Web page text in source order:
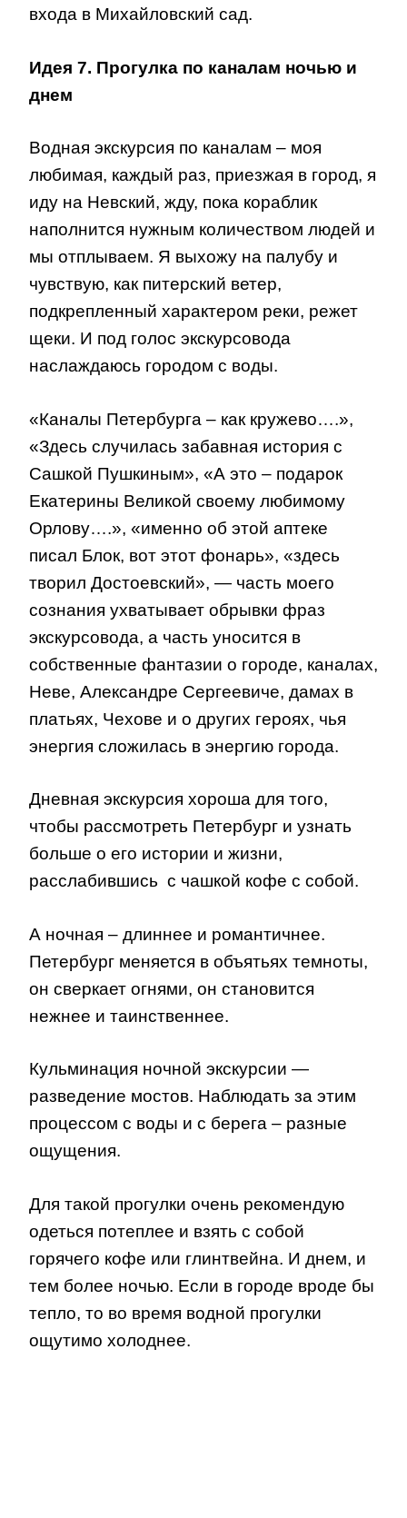
входа в Михайловский сад.
Идея 7. Прогулка по каналам ночью и
днем
Водная экскурсия по каналам – моя
любимая, каждый раз, приезжая в город, я
иду на Невский, жду, пока кораблик
наполнится нужным количеством людей и
мы отплываем. Я выхожу на палубу и
чувствую, как питерский ветер,
подкрепленный характером реки, режет
щеки. И под голос экскурсовода
наслаждаюсь городом с воды.
«Каналы Петербурга – как кружево….»,
«Здесь случилась забавная история с
Сашкой Пушкиным», «А это – подарок
Екатерины Великой своему любимому
Орлову….», «именно об этой аптеке
писал Блок, вот этот фонарь», «здесь
творил Достоевский», — часть моего
сознания ухватывает обрывки фраз
экскурсовода, а часть уносится в
собственные фантазии о городе, каналах,
Неве, Александре Сергеевиче, дамах в
платьях, Чехове и о других героях, чья
энергия сложилась в энергию города.
Дневная экскурсия хороша для того,
чтобы рассмотреть Петербург и узнать
больше о его истории и жизни,
расслабившись с чашкой кофе с собой.
А ночная – длиннее и романтичнее.
Петербург меняется в объятьях темноты,
он сверкает огнями, он становится
нежнее и таинственнее.
Кульминация ночной экскурсии —
разведение мостов. Наблюдать за этим
процессом с воды и с берега – разные
ощущения.
Для такой прогулки очень рекомендую
одеться потеплее и взять с собой
горячего кофе или глинтвейна. И днем, и
тем более ночью. Если в городе вроде бы
тепло, то во время водной прогулки
ощутимо холоднее.